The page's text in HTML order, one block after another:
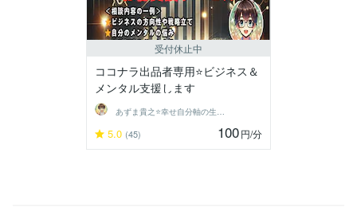
受付休止中
ココナラ出品者専用⭐️ビジネス＆
メンタル支援します
あずま貴之⭐幸せ自分軸の生き方育成コーチ
5.0 (45) 100円/分